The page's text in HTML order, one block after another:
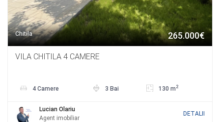
Chitila 265.000€
VILA CHITILA 4 CAMERE
4 Camere 3 Bai 130 m 2
Lucian Olariu
Agent imobiliar
DETALII